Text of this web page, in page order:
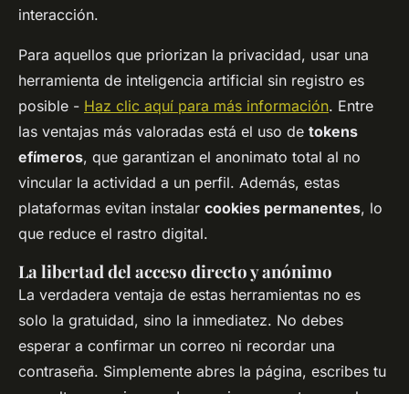
interacción.
Para aquellos que priorizan la privacidad, usar una
herramienta de inteligencia artificial sin registro es
posible - Haz clic aquí para más información. Entre
las ventajas más valoradas está el uso de tokens
efímeros, que garantizan el anonimato total al no
vincular la actividad a un perfil. Además, estas
plataformas evitan instalar cookies permanentes, lo
que reduce el rastro digital.
La libertad del acceso directo y anónimo
La verdadera ventaja de estas herramientas no es
solo la gratuidad, sino la inmediatez. No debes
esperar a confirmar un correo ni recordar una
contraseña. Simplemente abres la página, escribes tu